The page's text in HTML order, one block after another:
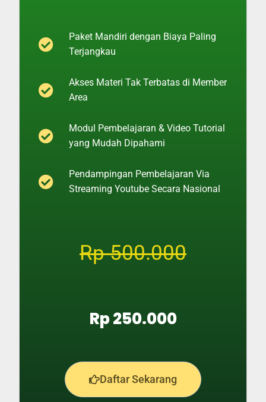
Paket Mandiri dengan Biaya Paling
Terjangkau
Akses Materi Tak Terbatas di Member
Area
Modul Pembelajaran & Video Tutorial
yang Mudah Dipahami
Pendampingan Pembelajaran Via
Streaming Youtube Secara Nasional
Rp 500.000
Rp 250.000
Daftar Sekarang